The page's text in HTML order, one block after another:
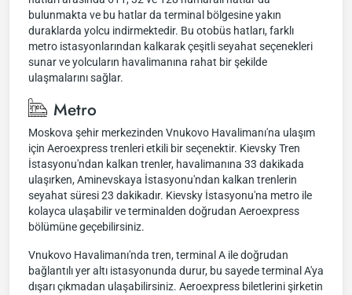
bulunmakta ve bu hatlar da terminal bölgesine yakın
duraklarda yolcu indirmektedir. Bu otobüs hatları, farklı
metro istasyonlarından kalkarak çeşitli seyahat seçenekleri
sunar ve yolcuların havalimanına rahat bir şekilde
ulaşmalarını sağlar.
Metro
Moskova şehir merkezinden Vnukovo Havalimanı'na ulaşım
için Aeroexpress trenleri etkili bir seçenektir. Kievsky Tren
İstasyonu'ndan kalkan trenler, havalimanına 33 dakikada
ulaşırken, Aminevskaya İstasyonu'ndan kalkan trenlerin
seyahat süresi 23 dakikadır. Kievsky İstasyonu'na metro ile
kolayca ulaşabilir ve terminalden doğrudan Aeroexpress
bölümüne geçebilirsiniz.
Vnukovo Havalimanı'nda tren, terminal A ile doğrudan
bağlantılı yer altı istasyonunda durur, bu sayede terminal A'ya
dışarı çıkmadan ulaşabilirsiniz. Aeroexpress biletlerini şirketin